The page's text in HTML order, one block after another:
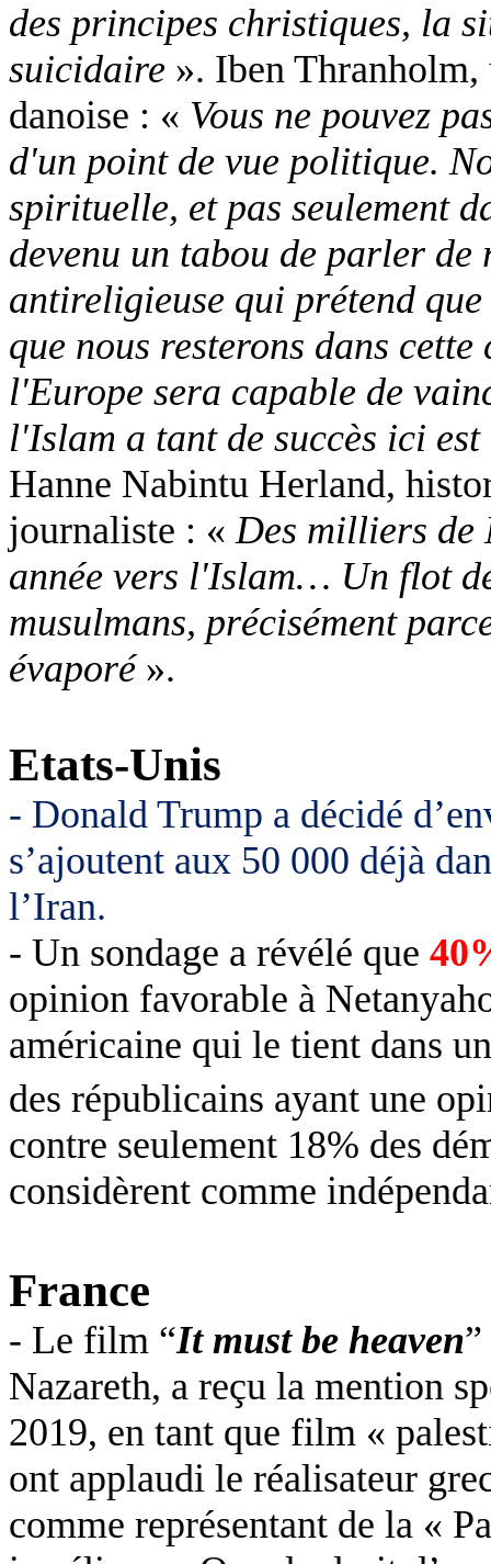
des principes christiques, la
suicidaire ». Iben
danoise : « Vous ne pouvez
d'un point de vue politique.
spirituelle, et pas seulement
devenu un tabou de parler
antireligieuse qui prétend
que nous resterons dans
l'Europe sera capable de
l'Islam a tant de succès ici
Hanne Nabintu Herland,
journaliste : «Des milliers de
année vers l'Islam… Un flot
musulmans, précisément
évaporé».
Etats-Unis
- Donald Trump a décidé
s’ajoutent aux 50 000 déjà
l’Iran.
- Un sondage a révélé que
opinion favorable à
américaine qui le tient dans
des républicains ayant une
contre seulement 18% des
considèrent comme
France
- Le film “It must be heaven
Nazareth, a reçu la mention
2019, en tant que film «
ont applaudi le réalisateur
comme représentant de la «